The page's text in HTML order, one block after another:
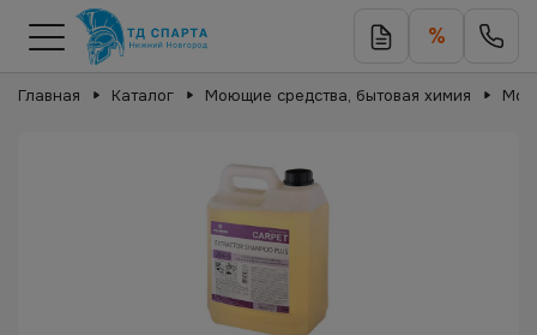
%
Главная Каталог Моющие средства, бытовая химия